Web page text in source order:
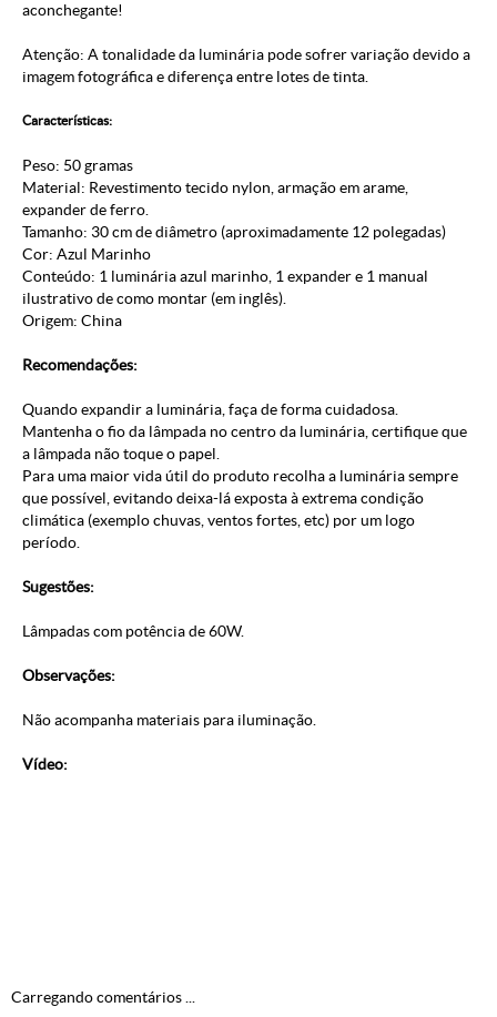
aconchegante!
Atenção: A tonalidade da luminária pode sofrer variação devido a
imagem fotográfica e diferença entre lotes de tinta.
Características:
Peso: 50 gramas
Material: Revestimento tecido nylon, armação em arame,
expander de ferro.
Tamanho: 30 cm de diâmetro (aproximadamente 12 polegadas)
Cor: Azul Marinho
Conteúdo: 1 luminária azul marinho, 1 expander e 1 manual
ilustrativo de como montar (em inglês).
Origem: China
Recomendações:
Quando expandir a luminária, faça de forma cuidadosa.
Mantenha o fio da lâmpada no centro da luminária, certifique que
a lâmpada não toque o papel.
Para uma maior vida útil do produto recolha a luminária sempre
que possível, evitando deixa-lá exposta à extrema condição
climática (exemplo chuvas, ventos fortes, etc) por um logo
período.
Sugestões:
Lâmpadas com potência de 60W.
Observações:
Não acompanha materiais para iluminação.
Vídeo:
Carregando comentários ...